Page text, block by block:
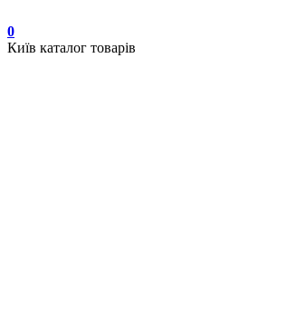
0
Київ каталог товарів